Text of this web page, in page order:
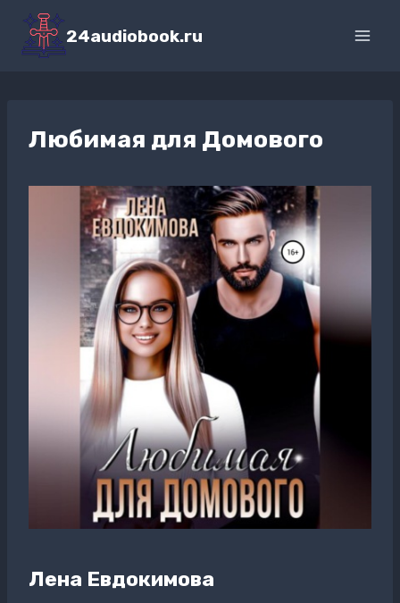
Перейти
содержимому
24audiobook.ru
Любимая для Домового
Лена Евдокимова